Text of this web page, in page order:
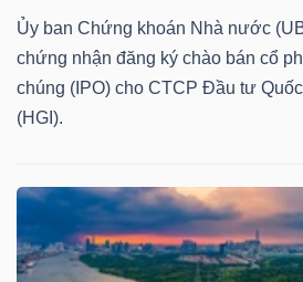
Ủy ban Chứng khoán Nhà nước
chứng nhận đăng ký chào bán cổ
chúng (IPO) cho CTCP Đầu tư
(HGI).
DỮ
LIỆU